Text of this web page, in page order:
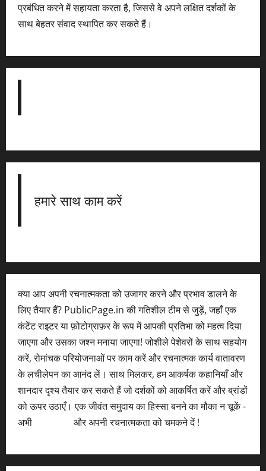
प्रबंधित करने में सहायता करता है, जिससे वे अपने लक्षित दर्शकों के
साथ बेहतर संवाद स्थापित कर सकते हैं।
हमारे साथ काम करें
क्या आप अपनी रचनात्मकता को उजागर करने और प्रभाव डालने के
लिए तैयार हैं? PublicPage.in की गतिशील टीम से जुड़ें, जहाँ एक
कंटेंट राइटर या फ़ोटोग्राफ़र के रूप में आपकी प्रतिभा को महत्व दिया
जाएगा और उसका जश्न मनाया जाएगा! जोशीले पेशेवरों के साथ सहयोग
करें, रोमांचक परियोजनाओं पर काम करें और रचनात्मक कार्य वातावरण
के लचीलेपन का आनंद लें। साथ मिलकर, हम आकर्षक कहानियाँ और
शानदार दृश्य तैयार कर सकते हैं जो दर्शकों को आकर्षित करें और ब्रांडों
को ऊपर उठाएँ। एक जीवंत समुदाय का हिस्सा बनने का मौका न चूकें -
अभी
और अपनी रचनात्मकता को चमकने दें !